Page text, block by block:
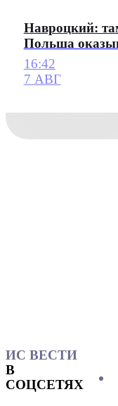
Навроцкий:
Польша
16:42
7 АВГ
ИС ВЕСТИ
В
СОЦСЕТЯХ